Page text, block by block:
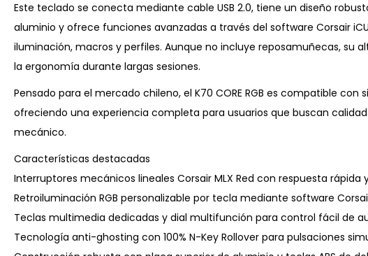
Este teclado se conecta mediante cable USB 2.0, tiene un diseño
aluminio y ofrece funciones avanzadas a través del software Corsair
iluminación, macros y perfiles. Aunque no incluye reposamuñecas, su
la ergonomía durante largas sesiones.
Pensado para el mercado chileno, el K70 CORE RGB es compatible con
ofreciendo una experiencia completa para usuarios que buscan
mecánico.
Características destacadas
Interruptores mecánicos lineales Corsair MLX Red con respuesta rápida
Retroiluminación RGB personalizable por tecla mediante software
Teclas multimedia dedicadas y dial multifunción para control fácil de
Tecnología anti-ghosting con 100% N-Key Rollover para pulsaciones